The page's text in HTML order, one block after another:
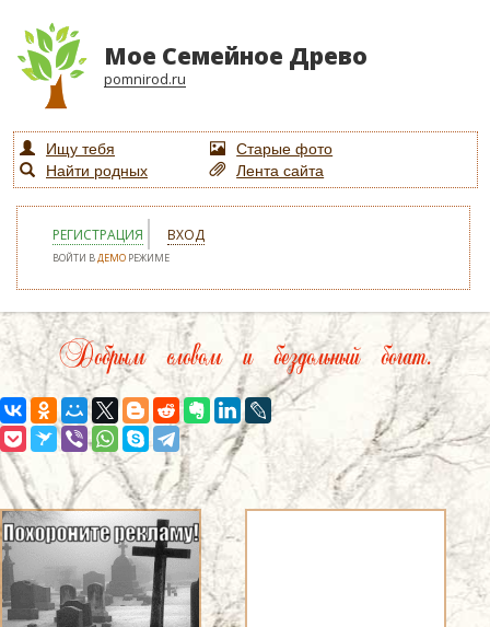
Мое Семейное Древо
pomnirod.ru
Ищу тебя
Старые фото
Найти родных
Лента сайта
РЕГИСТРАЦИЯ ВХОД
ВОЙТИ ВДЕМО РЕЖИМЕ
Добрым словом и бездольный богат.